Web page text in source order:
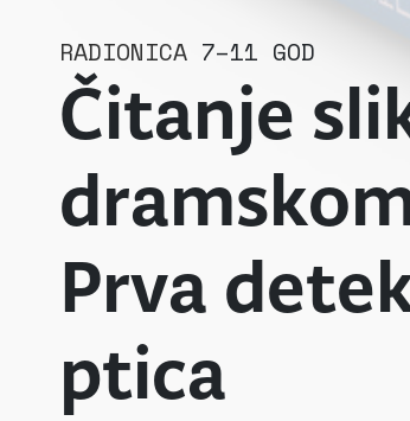
RADIONICA 7–11 GOD
Čitanje
Prva
ptica